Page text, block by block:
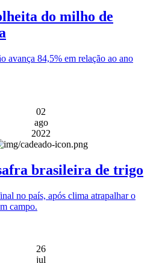
do milho de
avança 84,5% em relação ao ano
02
ago
2022
brasileira de trigo
no país, após clima atrapalhar o
campo.
26
jul